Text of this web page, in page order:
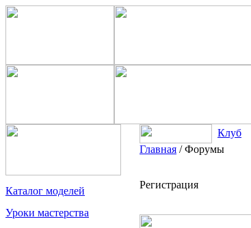
Каталог моделей
Уроки мастерства
Клуб
Главная /Форумы
Регистрация